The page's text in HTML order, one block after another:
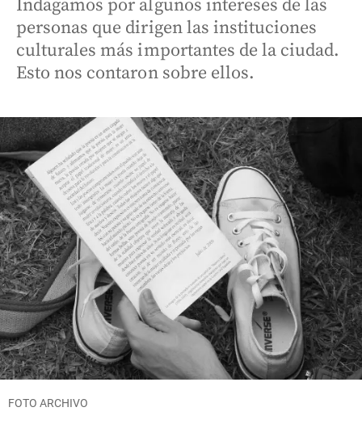
Indagamos por algunos intereses de las
personas que dirigen las instituciones
culturales más importantes de la ciudad.
Esto nos contaron sobre ellos.
FOTO ARCHIVO